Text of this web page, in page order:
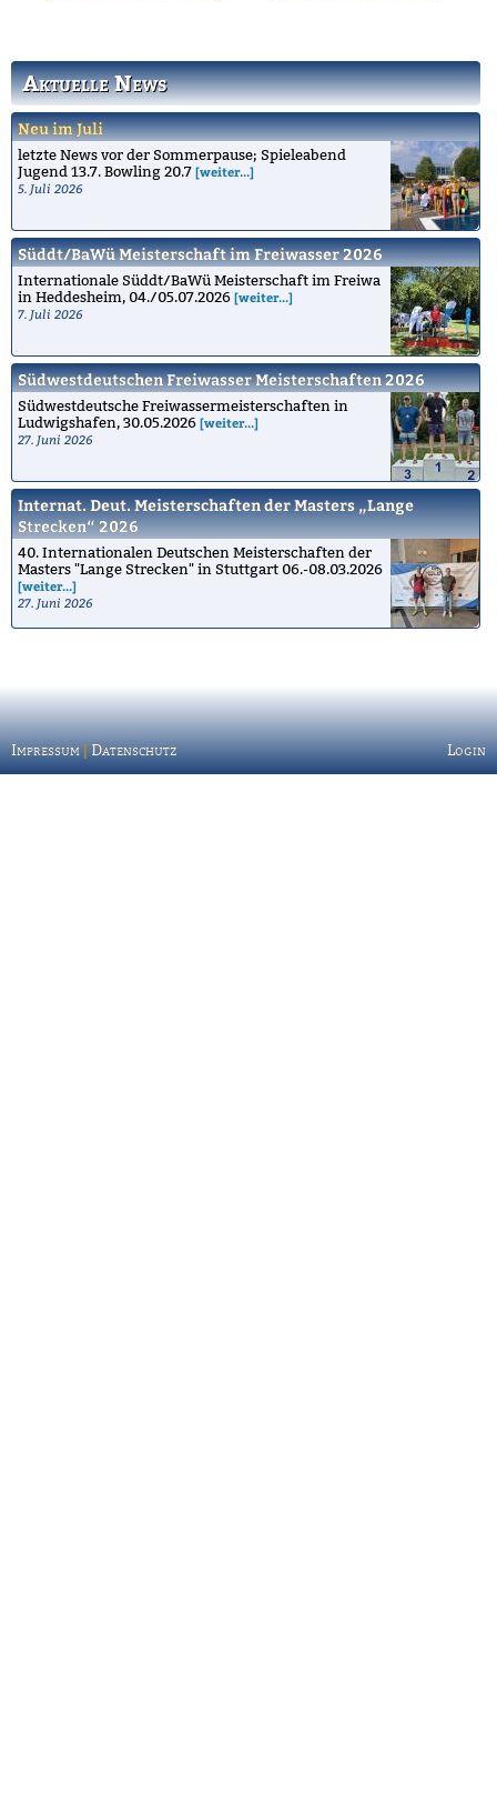
Aktuelle News
Neu im Juli
letzte News vor der Sommerpause; Spieleabend
Jugend 13.7. Bowling 20.7 [weiter...]
5. Juli 2026
Süddt/BaWü Meisterschaft im Freiwasser 2026
Internationale Süddt/BaWü Meisterschaft im Freiwa
in Heddesheim, 04./05.07.2026 [weiter...]
7. Juli 2026
Südwestdeutschen Freiwasser Meisterschaften 2026
Südwestdeutsche Freiwassermeisterschaften in
Ludwigshafen, 30.05.2026 [weiter...]
27. Juni 2026
Internat. Deut. Meisterschaften der Masters „Lange
Strecken“ 2026
40. Internationalen Deutschen Meisterschaften der
Masters "Lange Strecken" in Stuttgart 06.-08.03.2026
[weiter...]
27. Juni 2026
Impressum|Datenschutz Login